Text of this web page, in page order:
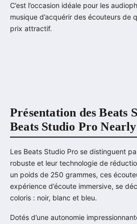
C’est l’occasion idéale pour les
musique d’acquérir des écouteurs de
prix attractif.
Présentation des Beats
Beats Studio Pro Nearly
Les Beats Studio Pro se distinguent
robuste et leur technologie de
un poids de 250 grammes, ces
expérience d’écoute immersive, se
coloris : noir, blanc et bleu.
Dotés d’une autonomie